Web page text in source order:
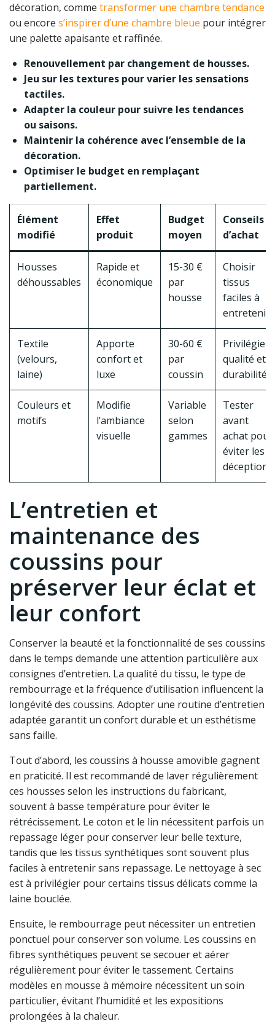
décoration, comme transformer une chambre tendance
ou encore s’inspirer d’une chambre bleue pour intégrer
une palette apaisante et raffinée.
Renouvellement par changement de housses.
Jeu sur les textures pour varier les sensations
tactiles.
Adapter la couleur pour suivre les tendances
ou saisons.
Maintenir la cohérence avec l’ensemble de la
décoration.
Optimiser le budget en remplaçant
partiellement.
Élément
modifié
Effet
produit
Budget
moyen
Conseils
d’achat
Housses
déhoussables
Rapide et
économique
15-30 €
par
housse
Choisir
tissus
faciles à
entretenir
Textile
(velours,
laine)
Apporte
confort et
luxe
30-60 €
par
coussin
Privilégier
qualité et
durabilité
Couleurs et
motifs
Modifie
l’ambiance
visuelle
Variable
selon
gammes
Tester
avant
achat pour
éviter les
déceptions
L’entretien et
maintenance des
coussins pour
préserver leur éclat et
leur confort
Conserver la beauté et la fonctionnalité de ses coussins
dans le temps demande une attention particulière aux
consignes d’entretien. La qualité du tissu, le type de
rembourrage et la fréquence d’utilisation influencent la
longévité des coussins. Adopter une routine d’entretien
adaptée garantit un confort durable et un esthétisme
sans faille.
Tout d’abord, les coussins à housse amovible gagnent
en praticité. Il est recommandé de laver régulièrement
ces housses selon les instructions du fabricant,
souvent à basse température pour éviter le
rétrécissement. Le coton et le lin nécessitent parfois un
repassage léger pour conserver leur belle texture,
tandis que les tissus synthétiques sont souvent plus
faciles à entretenir sans repassage. Le nettoyage à sec
est à privilégier pour certains tissus délicats comme la
laine bouclée.
Ensuite, le rembourrage peut nécessiter un entretien
ponctuel pour conserver son volume. Les coussins en
fibres synthétiques peuvent se secouer et aérer
régulièrement pour éviter le tassement. Certains
modèles en mousse à mémoire nécessitent un soin
particulier, évitant l’humidité et les expositions
prolongées à la chaleur.